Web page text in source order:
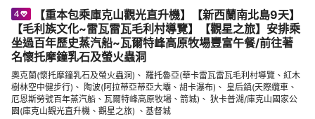
【重本包乘庫克山觀光直升機】【新西蘭南北島9天】
【毛利族文化~雷瓦雷瓦毛利村導覽】【觀星之旅】安排乘
坐過百年歷史蒸汽船~瓦爾特峰高原牧場豐富午餐/前往著
名懷托摩鐘乳石及螢火蟲洞
奧克蘭(懷托摩鐘乳石及螢火蟲洞)、 羅托魯亞(華卡雷瓦雷瓦毛利村導覽、紅木
樹林空中健步行)、 陶波(阿拉蒂亞蒂亞大壩、胡卡瀑布)、 皇后鎮(天際纜車、
厄恩斯勞號百年蒸汽船、瓦爾特峰高原牧場、箭城)、 狄卡普湖/庫克山國家公
園(庫克山觀光直升機、觀星之旅) 、基督城